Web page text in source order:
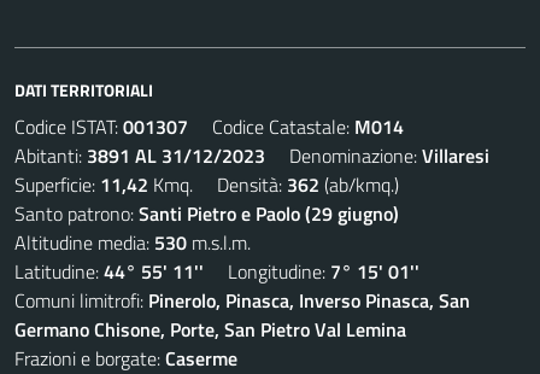
DATI TERRITORIALI
Codice ISTAT:001307 Codice Catastale: M014
Abitanti: 3891 AL 31/12/2023 Denominazione:Villaresi
Superficie: 11,42 Kmq. Densità: 362 (ab/kmq.)
Santo patrono:Santi Pietro e Paolo (29 giugno)
Altitudine media: 530 m.s.l.m.
Latitudine:44° 55' 11'' Longitudine: 7° 15' 01''
Comuni limitrofi: Pinerolo, Pinasca, Inverso Pinasca, San
Germano Chisone, Porte, San Pietro Val Lemina
Frazioni e borgate:Caserme